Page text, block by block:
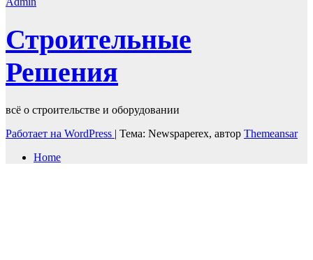
Строительные
Решения
всё о строительстве и оборудовании
Работает на WordPress | Тема: Newspaperex, автор Themeansar
Home